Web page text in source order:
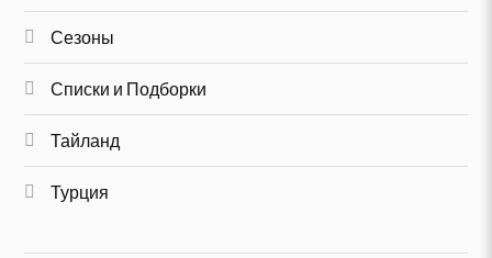
Сезоны
Списки и Подборки
Тайланд
Турция